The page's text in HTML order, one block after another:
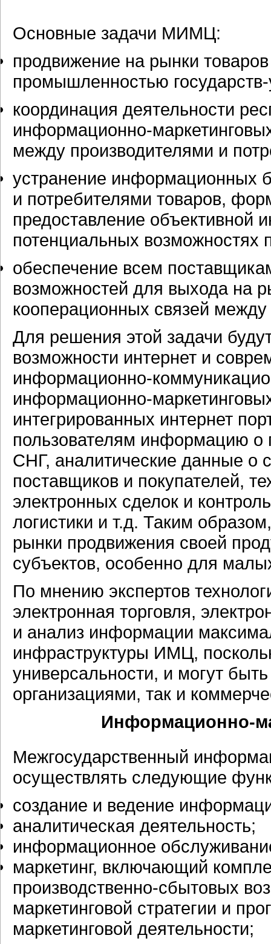
Основные задачи МИМЦ:
продвижение на рынки
промышленностью
координация деятельности
информационно-
между производителями и
устранение информационных
и потребителями товаров,
предоставление объективной
потенциальных возможностях
обеспечение всем
возможностей для выхода на
кооперационных связей
Для решения этой задачи
возможности интернет и
информационно-
информационно-
интегрированных интернет
пользователям информацию о
СНГ, аналитические данные о
поставщиков и покупателей,
электронных сделок и
логистики и т.д. Таким
рынки продвижения своей
субъектов, особенно для
По мнению экспертов
электронная торговля,
и анализ информации
инфраструктуры ИМЦ,
универсальности, и могут
организациями, так и
Информационно-
Межгосударственный
осуществлять следующие
создание и ведение
аналитическая деятельность;
информационное
маркетинг, включающий
производственно-сбытовых
маркетинговой стратегии и
маркетинговой деятельности;